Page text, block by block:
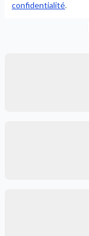
confidentialité.